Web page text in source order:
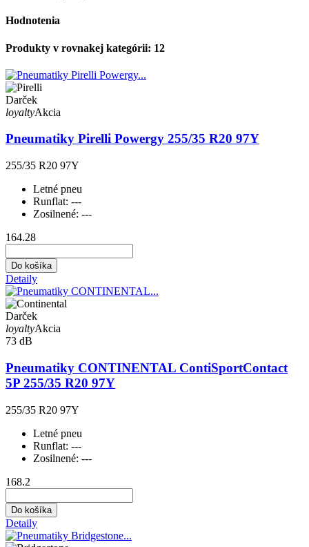
Hodnotenia
Produkty v rovnakej kategórii: 12
Darček
loyaltyAkcia
Pneumatiky Pirelli Powergy 255/35 R20 97Y
255/35 R20 97Y
Letné pneu
Runflat: ---
Zosilnené: ---
164.28
Do košíka
Detaily
Darček
loyaltyAkcia
73 dB
Pneumatiky CONTINENTAL ContiSportContact
5P 255/35 R20 97Y
255/35 R20 97Y
Letné pneu
Runflat: ---
Zosilnené: ---
168.2
Do košíka
Detaily